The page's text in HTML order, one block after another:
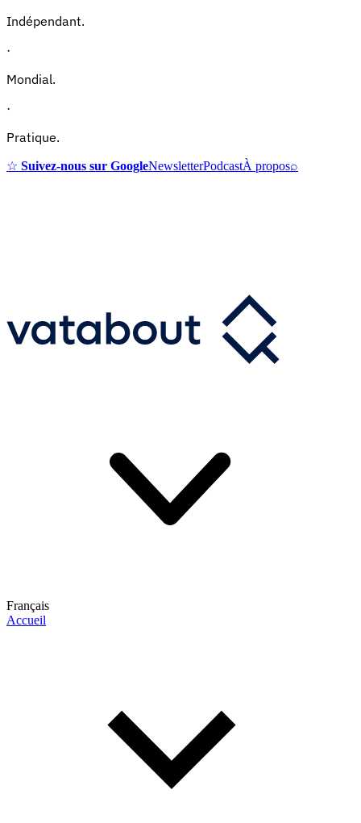
Indépendant.
·
Mondial.
·
Pratique.
☆ Suivez-nous sur GoogleNewsletterPodcastÀ propos⌕
Français
Accueil